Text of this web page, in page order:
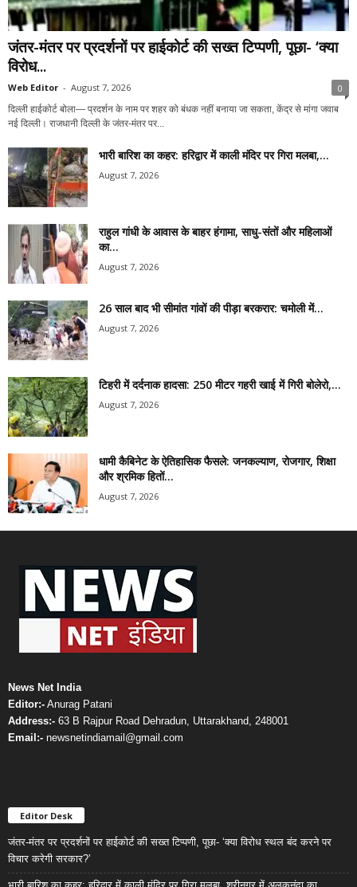
जंतर-मंतर पर प्रदर्शनों पर हाईकोर्ट की सख्त टिप्पणी, पूछा- ‘क्या
विरोध...
Web Editor - August 7, 2026 0
दिल्ली हाईकोर्ट बोला— प्रदर्शन के नाम पर शहर को बंधक नहीं बनाया जा सकता, केंद्र से मांगा जवाब
नई दिल्ली। राजधानी दिल्ली के जंतर-मंतर पर...
भारी बारिश का कहर: हरिद्वार में काली मंदिर पर गिरा मलबा,...
August 7, 2026
राहुल गांधी के आवास के बाहर हंगामा, साधु-संतों और महिलाओं
का...
August 7, 2026
26 साल बाद भी सीमांत गांवों की पीड़ा बरकरार: चमोली में...
August 7, 2026
टिहरी में दर्दनाक हादसा: 250 मीटर गहरी खाई में गिरी बोलेरो,...
August 7, 2026
धामी कैबिनेट के ऐतिहासिक फैसले: जनकल्याण, रोजगार, शिक्षा
और श्रमिक हितों...
August 7, 2026
News Net India
Editor:- Anurag Patani
Address:- 63 B Rajpur Road Dehradun, Uttarakhand, 248001
Email:- newsnetindiamail@gmail.com
Editor Desk
जंतर-मंतर पर प्रदर्शनों पर हाईकोर्ट की सख्त टिप्पणी, पूछा- ‘क्या विरोध स्थल बंद करने पर
विचार करेगी सरकार?’